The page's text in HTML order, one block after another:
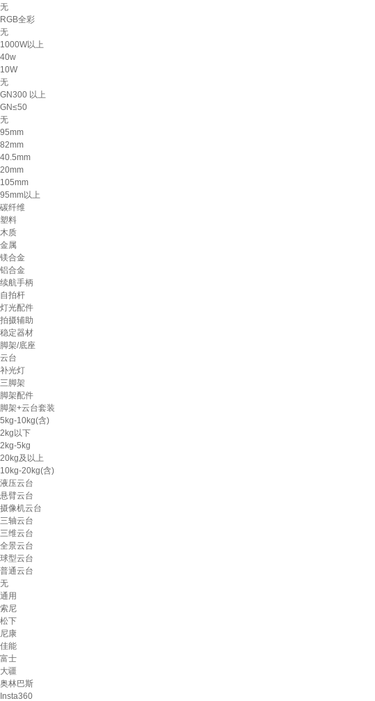
无
RGB全彩
无
1000W以上
40w
10W
无
GN300 以上
GN≤50
无
95mm
82mm
40.5mm
20mm
105mm
95mm以上
碳纤维
塑料
木质
金属
镁合金
铝合金
续航手柄
自拍杆
灯光配件
拍摄辅助
稳定器材
脚架/底座
云台
补光灯
三脚架
脚架配件
脚架+云台套装
5kg-10kg(含)
2kg以下
2kg-5kg
20kg及以上
10kg-20kg(含)
液压云台
悬臂云台
摄像机云台
三轴云台
三维云台
全景云台
球型云台
普通云台
无
通用
索尼
松下
尼康
佳能
富士
大疆
奥林巴斯
Insta360